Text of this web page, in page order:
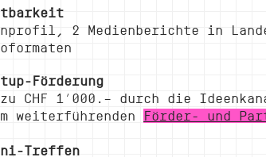
2 Medienberichte in
Förderung
CHF 1’000.– durch die
weiterführenden
Förder- und
Treffen